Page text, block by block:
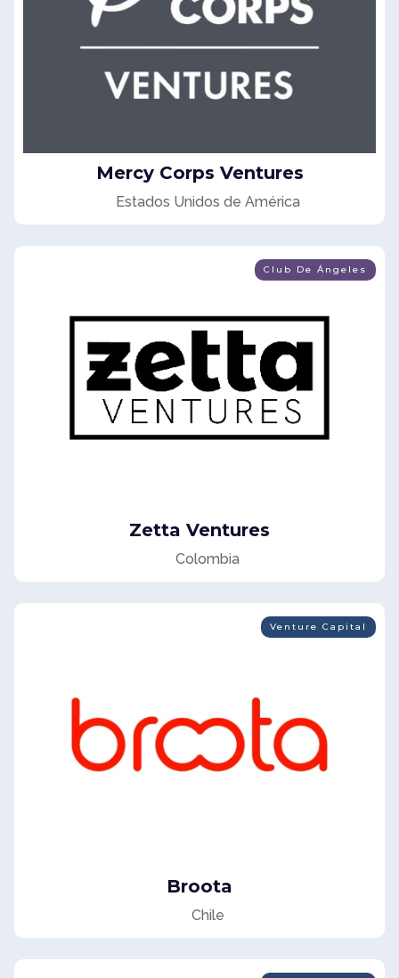
Mercy Corps Ventures
Estados Unidos de América
Club De Ángeles
Zetta Ventures
Colombia
Venture Capital
Broota
Chile